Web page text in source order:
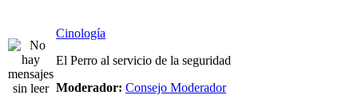
Cinología
El Perro al servicio de la seguridad
Moderador: Consejo Moderador